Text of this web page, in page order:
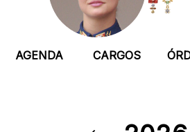
AGENDA CARGOS